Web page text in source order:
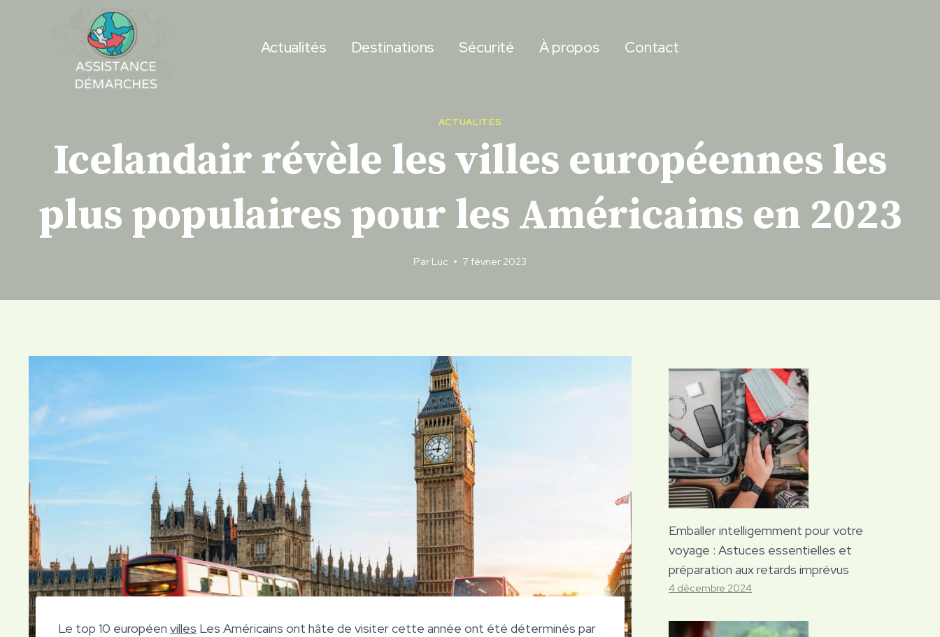
Actualités Destinations Sécurité À propos Contact
ACTUALITÉS
Icelandair révèle les villes européennes les
plus populaires pour les Américains en 2023
Par Luc 7 février 2023
Le top 10 européen villes Les Américains ont hâte de visiter cette année ont été déterminés par
Emballer intelligemment pour votre
voyage : Astuces essentielles et
préparation aux retards imprévus
4 décembre 2024